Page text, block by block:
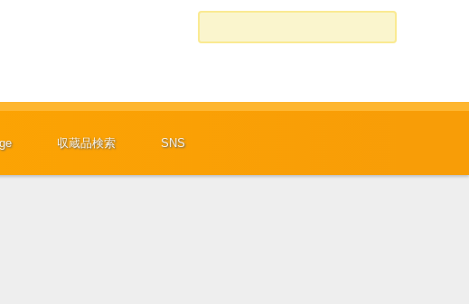
検索:
収蔵品検索 SNS